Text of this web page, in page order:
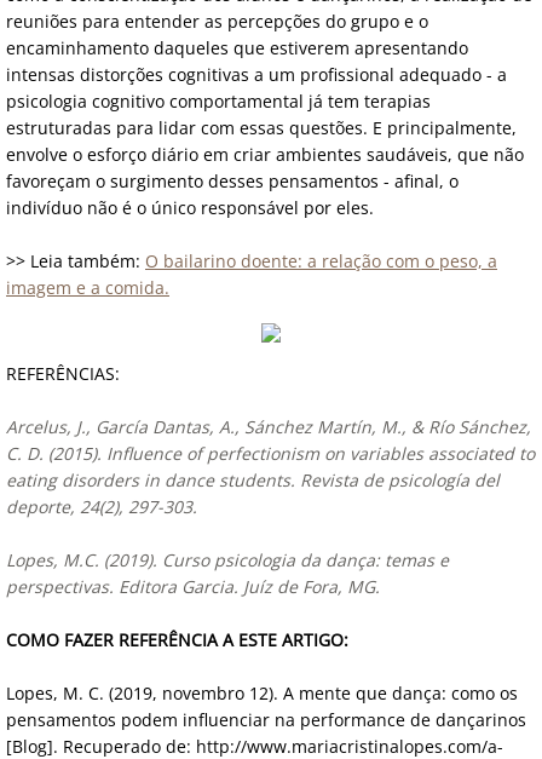
reuniões para entender as percepções do grupo e o
encaminhamento daqueles que estiverem apresentando
intensas distorções cognitivas a um profissional adequado - a
psicologia cognitivo comportamental já tem terapias
estruturadas para lidar com essas questões. E principalmente,
envolve o esforço diário em criar ambientes saudáveis, que não
favoreçam o surgimento desses pensamentos - afinal, o
indivíduo não é o único responsável por eles.
>> Leia também: O bailarino doente: a relação com o peso, a
imagem e a comida.
REFERÊNCIAS:
Arcelus, J., García Dantas, A., Sánchez Martín, M., & Río Sánchez,
C. D. (2015). Influence of perfectionism on variables associated to
eating disorders in dance students. Revista de psicología del
deporte, 24(2), 297-303.
Lopes, M.C. (2019). Curso psicologia da dança: temas e
perspectivas. Editora Garcia. Juíz de Fora, MG.
COMO FAZER REFERÊNCIA A ESTE ARTIGO:
Lopes, M. C. (2019, novembro 12). A mente que dança: como os
pensamentos podem influenciar na performance de dançarinos
[Blog]. Recuperado de: http://www.mariacristinalopes.com/a-